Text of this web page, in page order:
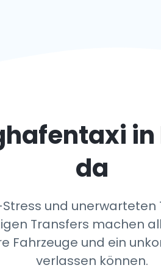
in
da
und unerwarteten
Transfers machen
Fahrzeuge und ein
verlassen können.